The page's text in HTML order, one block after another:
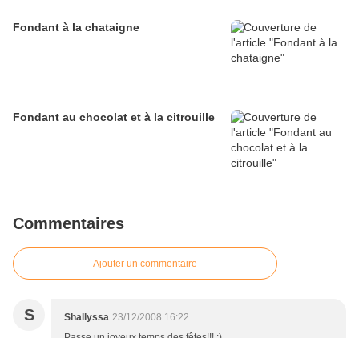
Fondant à la chataigne
Fondant au chocolat et à la citrouille
Commentaires
Ajouter un commentaire
S Shallyssa 23/12/2008 16:22